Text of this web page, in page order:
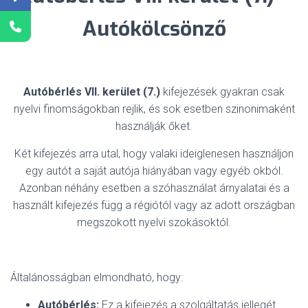
Autókölcsönző
Autóbérlés VII. kerület (7.) kifejezések gyakran csak
nyelvi finomságokban rejlik, és sok esetben szinonimaként
használják őket.
Két kifejezés arra utal, hogy valaki ideiglenesen használjon
egy autót a saját autója hiányában vagy egyéb okból.
Azonban néhány esetben a szóhasználat árnyalatai és a
használt kifejezés függ a régiótól vagy az adott országban
megszokott nyelvi szokásoktól.
Általánosságban elmondható, hogy:
Autóbérlés: Ez a kifejezés a szolgáltatás jellegét